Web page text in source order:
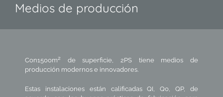
Medios de producción
Con1500m2
de superficie, 2PS tiene medios de
producción modernos e innovadores.
Estas instalaciones están calificadas QI, Q0, QP, de